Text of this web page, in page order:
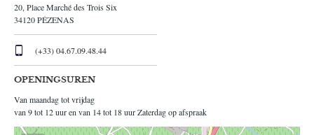
20, Place Marché des Trois Six
34120 PÉZENAS
(+33) 04.67.09.48.44
OPENINGSUREN
Van maandag tot vrijdag
van 9 tot 12 uur en van 14 tot 18 uur Zaterdag op afspraak